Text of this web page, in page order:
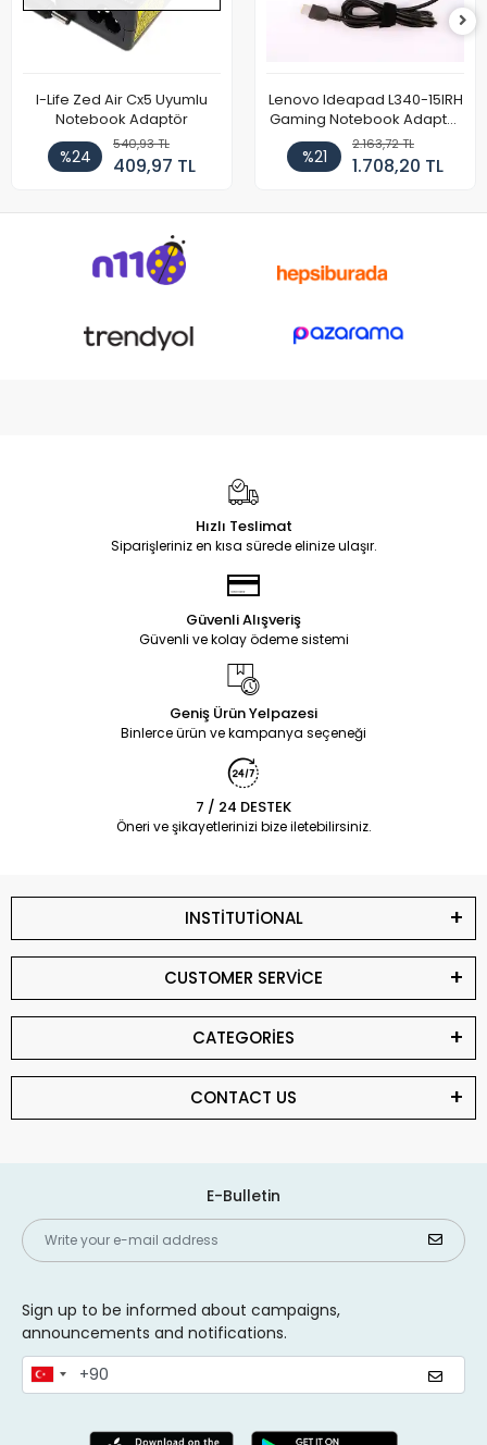
I-Life Zed Air Cx5 Uyumlu
Notebook Adaptör
%24
540,93 TL
409,97 TL
Lenovo Ideapad L340-15IRH
Gaming Notebook Adaptör
Cihazı Şarj Aleti (150W)
%21
2.163,72 TL
1.708,20 TL
Hızlı Teslimat
Siparişleriniz en kısa sürede elinize ulaşır.
Güvenli Alışveriş
Güvenli ve kolay ödeme sistemi
Geniş Ürün Yelpazesi
Binlerce ürün ve kampanya seçeneği
7 / 24 DESTEK
Öneri ve şikayetlerinizi bize iletebilirsiniz.
INSTİTUTİONAL
CUSTOMER SERVİCE
CATEGORİES
CONTACT US
E-Bulletin
Sign up to be informed about campaigns,
announcements and notifications.